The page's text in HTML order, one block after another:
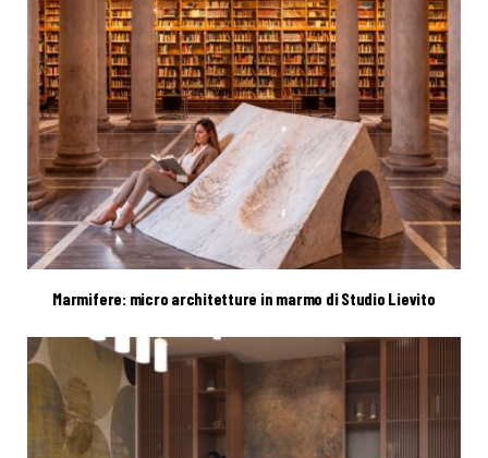
Marmifere: micro architetture in marmo di Studio Lievito